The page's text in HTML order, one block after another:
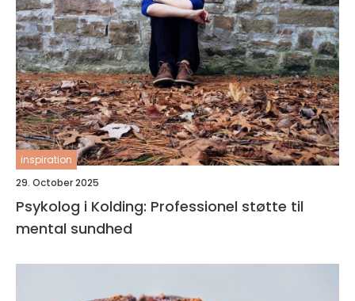
inspiration
29. October 2025
Psykolog i Kolding: Professionel støtte til
mental sundhed